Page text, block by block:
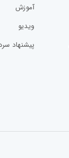
آموزش
ویدیو
پیشنهاد